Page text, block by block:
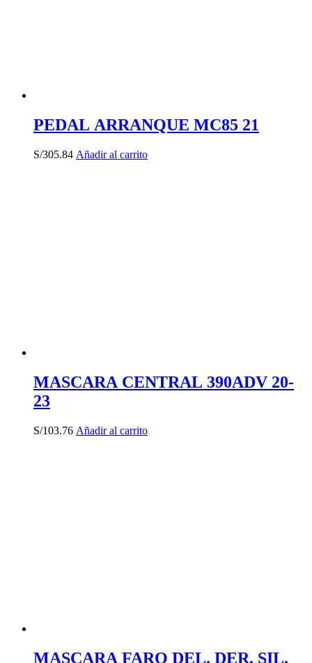
PEDAL ARRANQUE MC85 21
S/305.84 Añadir al carrito
MASCARA CENTRAL 390ADV 20-
23
S/103.76 Añadir al carrito
MASCARA FARO DEL. DER. SIL.